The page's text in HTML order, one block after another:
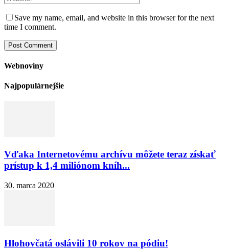
Save my name, email, and website in this browser for the next
time I comment.
Webnoviny
Najpopulárnejšie
Vďaka Internetovému archívu môžete teraz získať
prístup k 1,4 miliónom kníh...
30. marca 2020
Hlohovčatá oslávili 10 rokov na pódiu!